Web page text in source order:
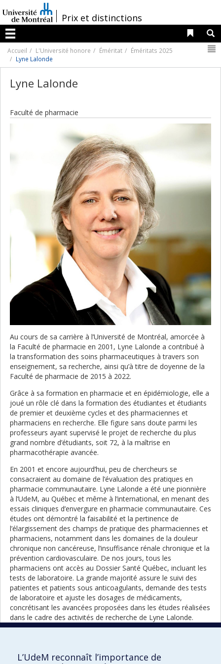
au
contenu
/Prix et distinctions
Menu
Liens
Accueil L'Université honore Éméritat
Éméritats 2025
Lyne Lalonde
Lyne Lalonde
Faculté de pharmacie
Au cours de sa carrière à l’Université de Montréal, amorcée à
la Faculté de pharmacie en 2001, Lyne Lalonde a contribué à
la transformation des soins pharmaceutiques à travers son
enseignement, sa recherche, ainsi qu’à titre de doyenne de la
Faculté de pharmacie de 2015 à 2022.
Grâce à sa formation en pharmacie et en épidémiologie, elle a
joué un rôle clé dans la formation des étudiantes et étudiants
de premier et deuxième cycles et des pharmaciennes et
pharmaciens en recherche. Elle figure sans doute parmi les
professeurs ayant supervisé le projet de recherche du plus
grand nombre d’étudiants, soit 72, à la maîtrise en
pharmacothérapie avancée.
En 2001 et encore aujourd’hui, peu de chercheurs se
consacraient au domaine de l’évaluation des pratiques en
pharmacie communautaire. Lyne Lalonde a été une pionnière
à l’UdeM, au Québec et même à l’international, en menant des
essais cliniques d’envergure en pharmacie communautaire. Ces
études ont démontré la faisabilité et la pertinence de
l’élargissement des champs de pratique des pharmaciennes et
pharmaciens, notamment dans les domaines de la douleur
chronique non cancéreuse, l’insuffisance rénale chronique et la
prévention cardiovasculaire. De nos jours, tous les
pharmaciens ont accès au Dossier Santé Québec, incluant les
tests de laboratoire. La grande majorité assure le suivi des
patientes et patients sous anticoagulants, demande des tests
de laboratoire et ajuste les dosages de médicaments,
concrétisant les avancées proposées dans les études réalisées
dans le cadre des activités de recherche de Lyne Lalonde.
professionnel FOCUS, la mise en place d’un Bureau dédié à
L’UdeM reconnaît l’importance de